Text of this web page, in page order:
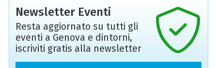
Newsletter Eventi
Resta aggiornato su tutti gli
eventi a Genova e dintorni,
iscriviti gratis alla newsletter